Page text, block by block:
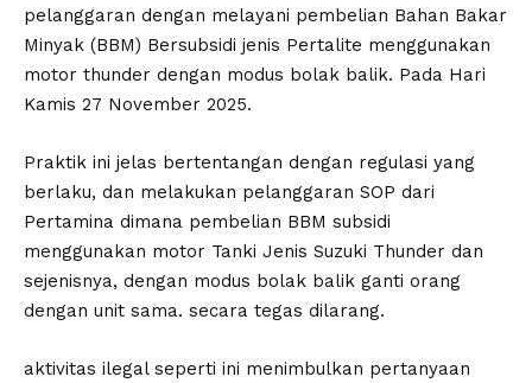
pelanggaran dengan melayani pembelian Bahan Bakar
Minyak (BBM) Bersubsidi jenis Pertalite menggunakan
motor thunder dengan modus bolak balik. Pada Hari
Kamis 27 November 2025.
Praktik ini jelas bertentangan dengan regulasi yang
berlaku, dan melakukan pelanggaran SOP dari
Pertamina dimana pembelian BBM subsidi
menggunakan motor Tanki Jenis Suzuki Thunder dan
sejenisnya, dengan modus bolak balik ganti orang
dengan unit sama. secara tegas dilarang.
aktivitas ilegal seperti ini menimbulkan pertanyaan